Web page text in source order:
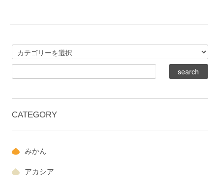
CATEGORY
みかん
アカシア